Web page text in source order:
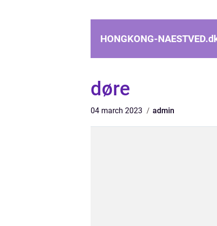
HONGKONG-NAESTVED.
døre
04 march 2023 admin